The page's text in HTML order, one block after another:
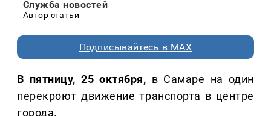
Служба новостей
Автор статьи
Подписывайтесь в MAX
В пятницу, 25 октября, в Самаре на один
перекроют движение транспорта в центре
города.